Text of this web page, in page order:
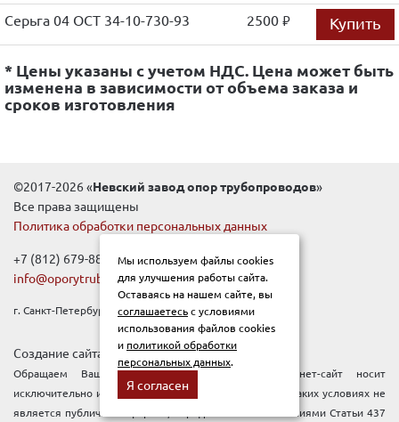
Серьга 04 ОСТ 34-10-730-93 2500 руб. Купить
* Цены указаны с учетом НДС. Цена может быть
изменена в зависимости от объема заказа и
сроков изготовления
©2017-2026 «Невский завод опор трубопроводов»
Все права защищены
Политика обработки персональных данных
+7 (812) 679-88-99
info@oporytrub.ru
г. Санкт-Петербург, Новочеркасский пр-т, д.1Е
Создание сайта: Pixelon
Обращаем Ваше внимание, что данный интернет-сайт носит
исключительно информационный характер, и ни при каких условиях не
является публичной офертой, определяемой положениями Статьи 437
Мы используем файлы cookies
для улучшения работы сайта.
Оставаясь на нашем сайте, вы
соглашаетесьс условиями
использования файлов cookies
и политикой обработки
персональных данных.
Я согласен